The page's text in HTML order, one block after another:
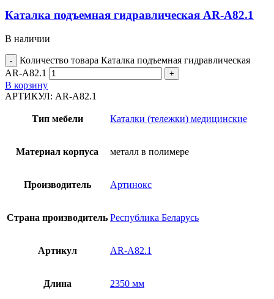
Каталка подъемная гидравлическая AR-A82.1
В наличии
Количество товара Каталка подъемная гидравлическая
AR-A82.1
В корзину
АРТИКУЛ: AR-A82.1
Тип мебели Каталки (тележки) медицинские
Материал корпуса металл в полимере
Производитель Артинокс
Страна производитель Республика Беларусь
Артикул AR-A82.1
Длина 2350 мм